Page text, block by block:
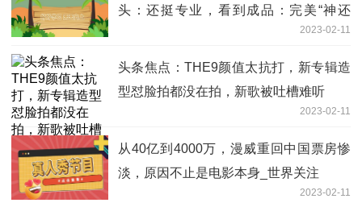
头：还挺专业，看到成品：完美“神还
2023-02-11
头条焦点：THE9颜值太抗打，新专辑造
型怼脸拍都没在拍，新歌被吐槽难听
2023-02-11
从40亿到4000万，漫威重回中国票房惨
淡，原因不止是电影本身_世界关注
2023-02-11